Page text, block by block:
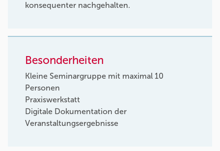
konsequenter nachgehalten.
Besonderheiten
Kleine Seminargruppe mit maximal 10
Personen
Praxiswerkstatt
Digitale Dokumentation der
Veranstaltungsergebnisse